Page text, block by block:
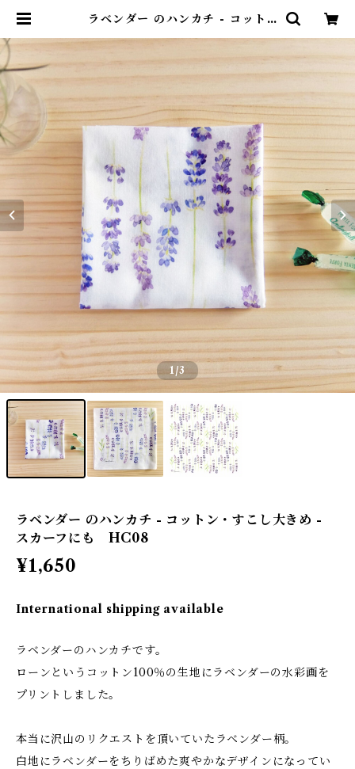
ラベンダー のハンカチ - コット
HC08 | ポンチセ
1/3
ラベンダー のハンカチ - コットン・すこし大きめ -
スカーフにも HC08
¥1,650
International shipping available
ラベンダーのハンカチです。
ローンというコットン100％の生地にラベンダーの水彩画を
プリントしました。
本当に沢山のリクエストを頂いていたラベンダー柄。
白地にラベンダーをちりばめた爽やかなデザインになってい